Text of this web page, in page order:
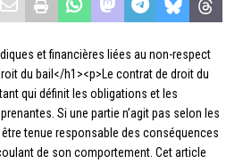
et financières liées au non-respect
du bail</h1><p>Le contrat de droit du
qui définit les obligations et les
Si une partie n’agit pas selon les
tenue responsable des conséquences
de son comportement. Cet article